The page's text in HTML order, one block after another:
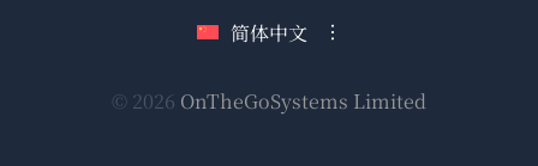
© 2026 OnTheGoSystems Limited
简体中文
开）
口
打
口
打
口
打